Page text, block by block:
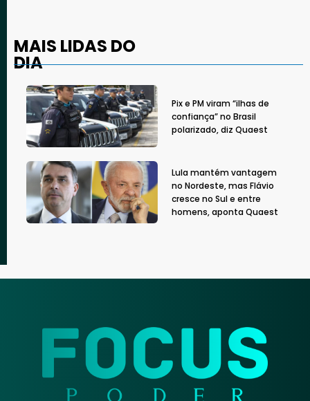
MAIS LIDAS DO
DIA
Pix e PM viram “ilhas de
confiança” no Brasil
polarizado, diz Quaest
Lula mantém vantagem
no Nordeste, mas Flávio
cresce no Sul e entre
homens, aponta Quaest